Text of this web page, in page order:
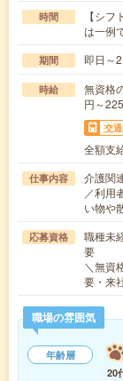
時間
【シ
は一例
期間 即日～
時給
無資格
円～
交
全額支
仕事内容
介護関
／利用
い物や
応募資格
職種未
要
＼無資
要・来
職場の雰囲気
年齢層
20